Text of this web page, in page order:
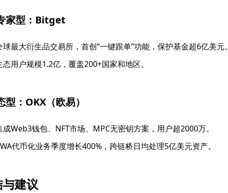
家型 ：Bitget
球最大衍生品交易所，首创“一键跟单”功能，保护基金超6亿美元。
态用户规模1.2亿，覆盖200+国家和地区。
型 ：OKX（欧易）
成Web3钱包、NFT市场、MPC无密钥方案，用户超2000万。
代币化业务季度增长400%，跨链桥日均处理5亿美元资产。
建议